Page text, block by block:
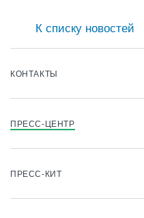
КОНТАКТЫ
ПРЕСС-ЦЕНТР
ПРЕСС-КИТ
К списку новостей